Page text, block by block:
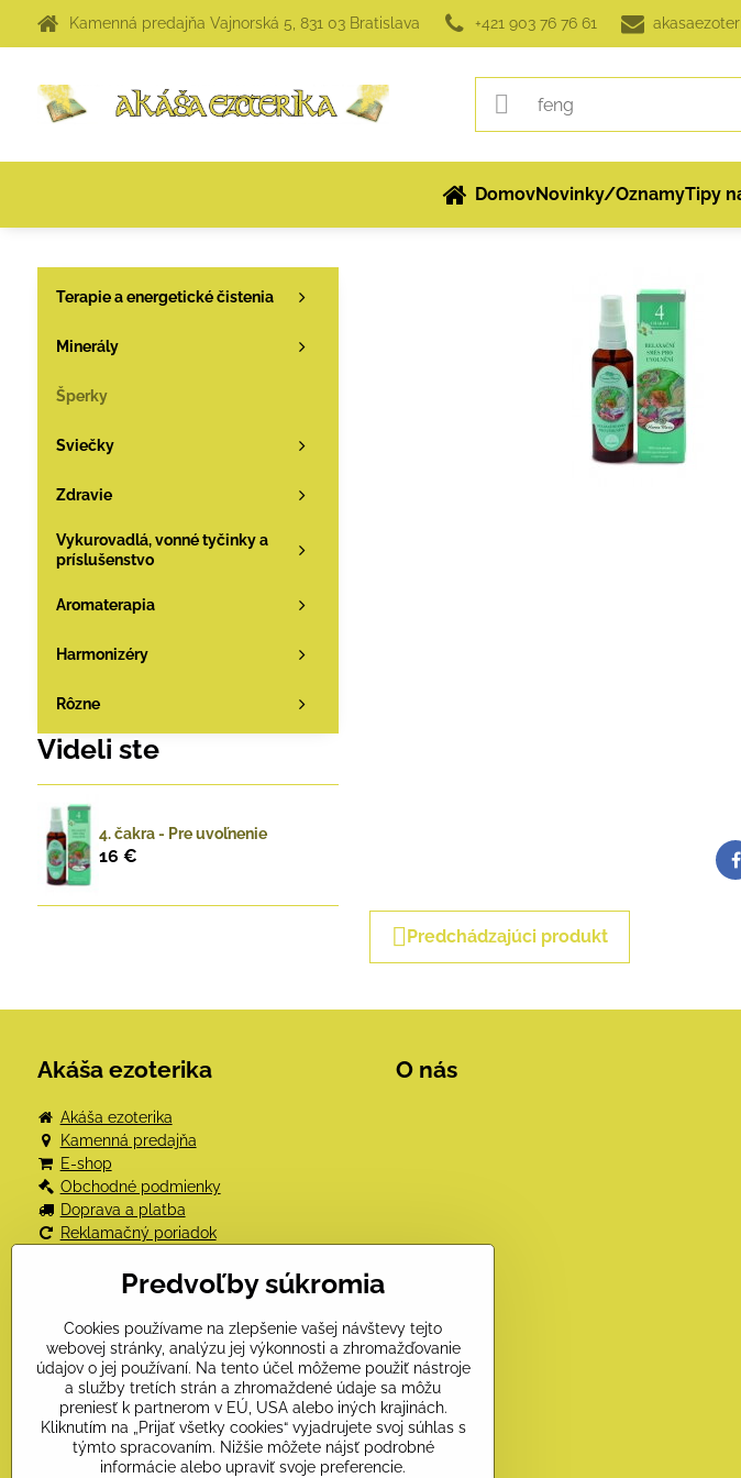
Kamenná predajňa Vajnorská 5, 831 03 Bratislava +421 903 76 76 61
DomovNovinky/OznamyTipy
Predchádzajúci produkt
Terapie a energetické čistenia
Minerály
Šperky
Sviečky
Zdravie
Vykurovadlá, vonné tyčinky a
príslušenstvo
Aromaterapia
Harmonizéry
Rôzne
Videli ste
4. čakra - Pre uvoľnenie
16 €
Akáša ezoterika
Akáša ezoterika
Kamenná predajňa
E-shop
Obchodné podmienky
Doprava a platba
Reklamačný poriadok
Ochrana osobných údajov
Kontakt
O nás
Predvoľby súkromia
Cookies používame na zlepšenie vašej návštevy tejto
webovej stránky, analýzu jej výkonnosti a zhromažďovanie
údajov o jej používaní. Na tento účel môžeme použiť nástroje
a služby tretích strán a zhromaždené údaje sa môžu
preniesť k partnerom v EÚ, USA alebo iných krajinách.
Kliknutím na „Prijať všetky cookies“ vyjadrujete svoj súhlas s
týmto spracovaním. Nižšie môžete nájsť podrobné
informácie alebo upraviť svoje preferencie.